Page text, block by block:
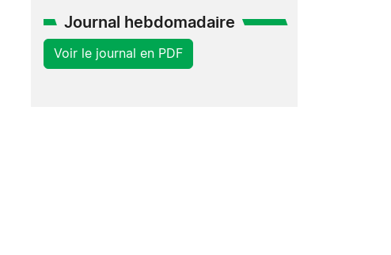
Journal hebdomadaire
Voir le journal en PDF